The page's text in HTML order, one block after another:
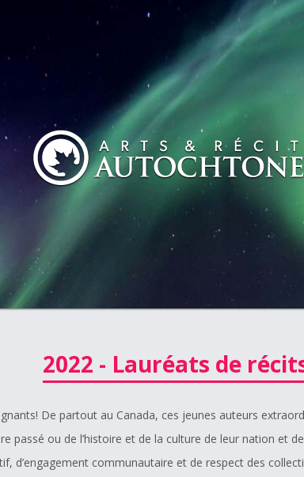
2022 - Lauréats de
De partout au Canada, ces jeunes auteurs
passé ou de l’histoire et de la culture de leur nation et
d’engagement communautaire et de respect des